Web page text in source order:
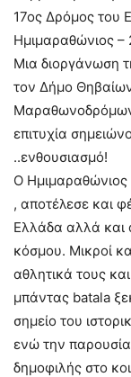
17ος Δρόμος του
Ημιμαραθώνιος –
Μια διοργάνωση
τον Δήμο
επιτυχία
..ενθουσιασμό!
Ο Ημιμαραθώνιος
, αποτέλεσε και
Ελλάδα αλλά και
κόσμου. Μικροί
αθλητικά τους
μπάντας batala
σημείο του
ενώ την
δημοφιλής στο